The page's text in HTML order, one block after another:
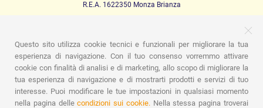
R.E.A. 1622350 Monza Brianza
PRODOTTI
Passeggio
Seggiolini Auto A casa Pappa
Nanna
Igiene
Mamma e bebè Abbigliamento Gioco
Gift card
Kit baby set
Idee regalo Camerette
Promozioni
Promozioni
Marchi
Questo sito utilizza cookie tecnici e funzionali per migliorare la tua
esperienza di navigazione. Con il tuo consenso vorremmo attivare
cookie con finalità di analisi e di marketing, allo scopo di migliorare la
tua esperienza di navigazione e di mostrarti prodotti e servizi di tuo
interesse. Puoi modificare le tue impostazioni in qualsiasi momento
nella pagina dellecondizioni sui cookie.Nella stessa pagina troverai